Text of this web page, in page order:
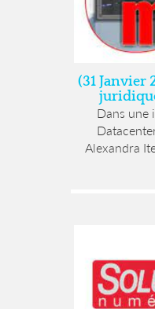
(31 Janvier
Dans une
Alexandra